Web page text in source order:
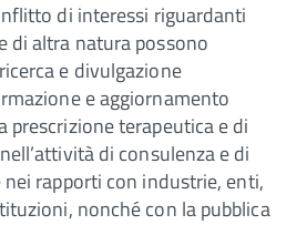
di interessi riguardanti
di altra natura possono
e divulgazione
e aggiornamento
prescrizione terapeutica e di
di consulenza e di
rapporti con industrie, enti,
nonché con la pubblica